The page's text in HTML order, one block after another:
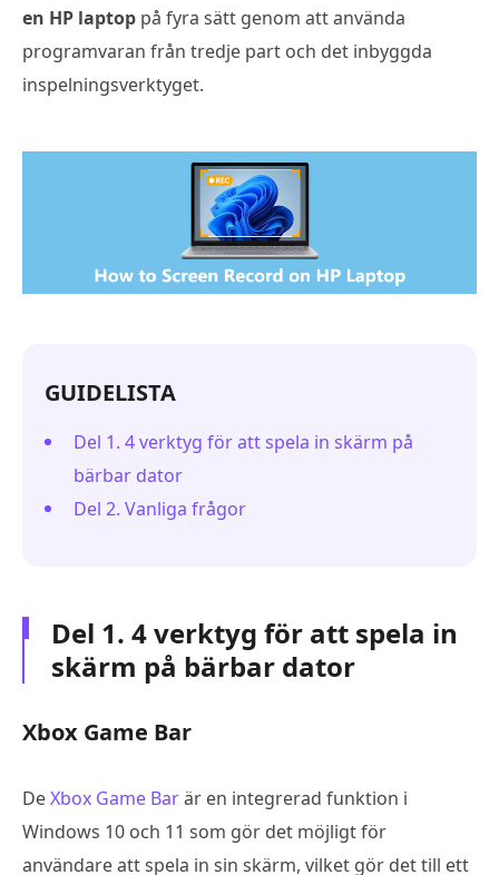
en HP laptop på fyra sätt genom att använda
programvaran från tredje part och det inbyggda
inspelningsverktyget.
GUIDELISTA
Del 1. 4 verktyg för att spela in skärm på
bärbar dator
Del 2. Vanliga frågor
Del 1. 4 verktyg för att spela in
skärm på bärbar dator
Xbox Game Bar
DeXbox Game Barär en integrerad funktion i
Windows 10 och 11 som gör det möjligt för
användare att spela in sin skärm, vilket gör det till ett